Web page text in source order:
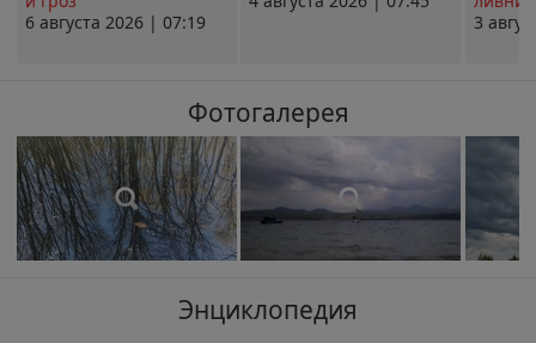
6 августа 2026 | 07:19
3
Фотогалерея
Энциклопедия